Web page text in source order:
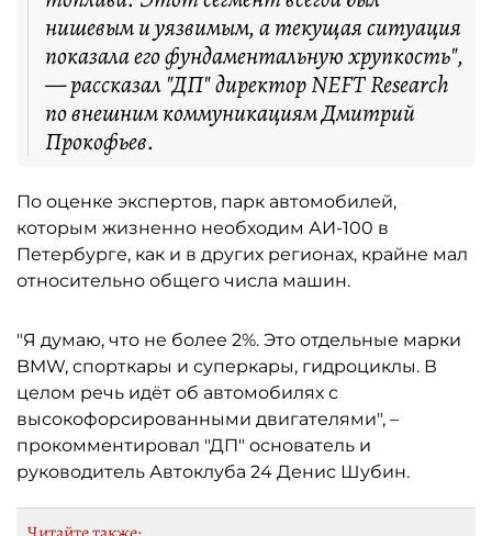
нишевым и уязвимым, а текущая ситуация
показала его фундаментальную хрупкость",
— рассказал "ДП" директор NEFT Research
по внешним коммуникациям Дмитрий
Прокофьев.
По оценке экспертов, парк автомобилей,
которым жизненно необходим АИ-100 в
Петербурге, как и в других регионах, крайне мал
относительно общего числа машин.
"Я думаю, что не более 2%. Это отдельные марки
BMW, спорткары и суперкары, гидроциклы. В
целом речь идёт об автомобилях с
высокофорсированными двигателями", –
прокомментировал "ДП" основатель и
руководитель Автоклуба 24 Денис Шубин.